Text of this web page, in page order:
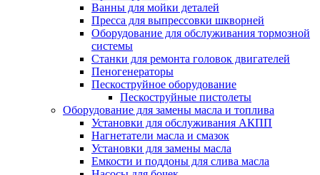
Ванны для мойки деталей
Пресса для выпрессовки шкворней
Оборудование для обслуживания тормозной
системы
Станки для ремонта головок двигателей
Пеногенераторы
Пескоструйное оборудование
Пескоструйные пистолеты
Оборудование для замены масла и топлива
Установки для обслуживания АКПП
Нагнетатели масла и смазок
Установки для замены масла
Емкости и поддоны для слива масла